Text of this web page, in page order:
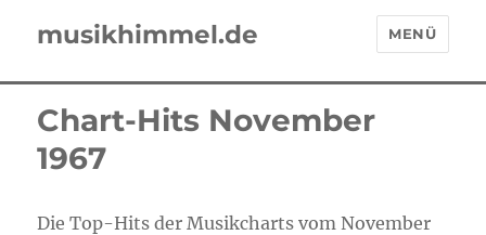
musikhimmel.de MENÜ
Chart-Hits November
1967
Die Top-Hits der Musikcharts vom November